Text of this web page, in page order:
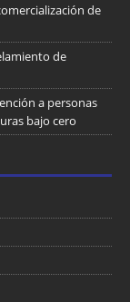
de
de
a personas
bajo cero